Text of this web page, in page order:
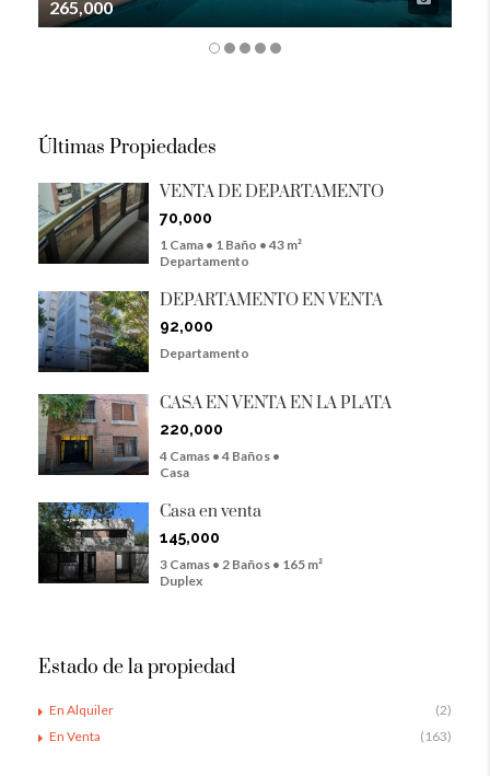
265,000
Últimas Propiedades
VENTA DE DEPARTAMENTO
70,000
1 Cama • 1 Baño • 43 m²
Departamento
DEPARTAMENTO EN VENTA
92,000
Departamento
CASA EN VENTA EN LA PLATA
220,000
4 Camas • 4 Baños •
Casa
Casa en venta
145,000
3 Camas • 2 Baños • 165 m²
Duplex
Estado de la propiedad
En Alquiler
(2)
En Venta
(163)